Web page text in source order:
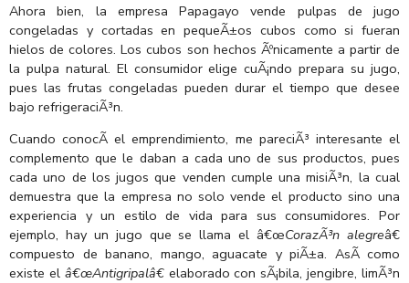
Ahora bien, la empresa Papagayo vende pulpas de jugo
congeladas y cortadas en pequeÃ±os cubos como si fueran
hielos de colores. Los cubos son hechos Ãºnicamente a partir de
la pulpa natural. El consumidor elige cuÃ¡ndo prepara su jugo,
pues las frutas congeladas pueden durar el tiempo que desee
bajo refrigeraciÃ³n.
Cuando conocÃ­ el emprendimiento, me pareciÃ³ interesante el
complemento que le daban a cada uno de sus productos, pues
cada uno de los jugos que venden cumple una misiÃ³n, la cual
demuestra que la empresa no solo vende el producto sino una
experiencia y un estilo de vida para sus consumidores. Por
ejemplo, hay un jugo que se llama el â€œCorazÃ³n alegreâ€
compuesto de banano, mango, aguacate y piÃ±a. AsÃ­ como
existe el â€œAntigripalâ€elaborado con sÃ¡bila, jengibre, limÃ³n